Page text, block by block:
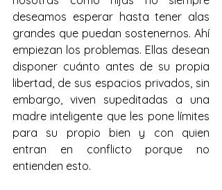
deseamos esperar hasta tener alas
grandes que puedan sostenernos. Ahí
empiezan los problemas. Ellas desean
disponer cuánto antes de su propia
libertad, de sus espacios privados, sin
embargo, viven supeditadas a una
madre inteligente que les pone límites
para su propio bien y con quien
entran en conflicto porque no
entienden esto.